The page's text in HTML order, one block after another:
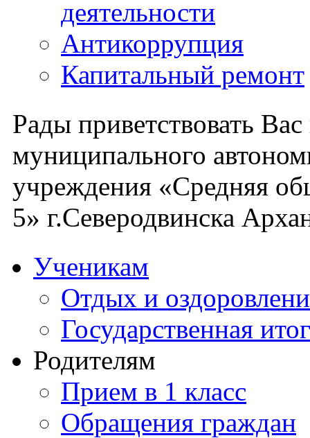
деятельности
Антикоррупция
Капитальный ремонт
Рады приветствовать
муниципального
учреждения «Средняя
5» г.Северодвинска
Ученикам
Отдых и
Государственная
Родителям
Прием в 1 класс
Обращения граждан